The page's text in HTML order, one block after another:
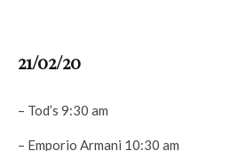
21/02/20
– Tod’s 9:30 am
– Emporio Armani 10:30 am